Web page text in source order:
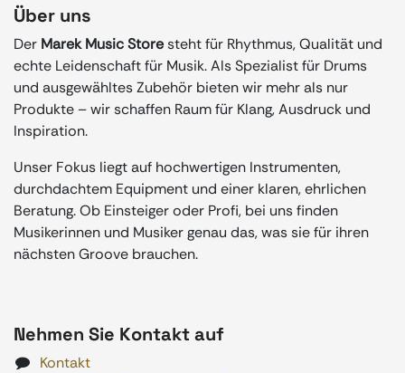
Über uns
Der Marek Music Storesteht für Rhythmus, Qualität und
echte Leidenschaft für Musik. Als Spezialist für Drums
und ausgewähltes Zubehör bieten wir mehr als nur
Produkte – wir schaffen Raum für Klang, Ausdruck und
Inspiration.
Unser Fokus liegt auf hochwertigen Instrumenten,
durchdachtem Equipment und einer klaren, ehrlichen
Beratung. Ob Einsteiger oder Profi, bei uns finden
Musikerinnen und Musiker genau das, was sie für ihren
nächsten Groove brauchen.
Nehmen Sie Kontakt auf
Kontakt